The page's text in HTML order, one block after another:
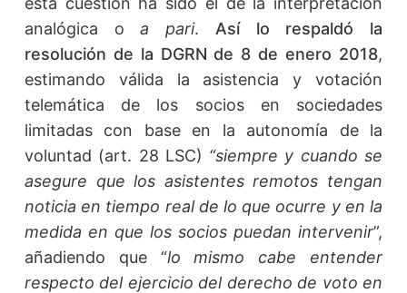
analógica oa pari. Así lo respaldó la
resolución de la DGRN de 8 de enero 2018,
estimando válida la asistencia y votación
telemática de los socios en sociedades
limitadas con base en la autonomía de la
voluntad (art. 28 LSC) “siempre y cuando se
asegure que los asistentes remotos tengan
noticia en tiempo real de lo que ocurre y en la
medida en que los socios puedan intervenir”,
añadiendo que “lo mismo cabe entender
respecto del ejercicio del derecho de voto en